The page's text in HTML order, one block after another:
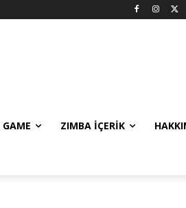
ZIMBA İÇERIK